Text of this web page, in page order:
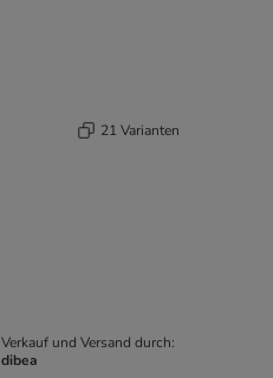
21 Varianten
Verkauf und Versand durch:
dibea